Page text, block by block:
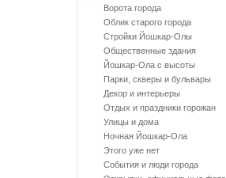
Ворота города
Облик старого города
Стройки Йошкар-Олы
Общественные здания
Йошкар-Ола с высоты
Парки, скверы и бульвары
Декор и интерьеры
Отдых и праздники горожан
Улицы и дома
Ночная Йошкар-Ола
Этого уже нет
События и люди города